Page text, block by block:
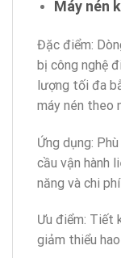
Máy nén
Đặc điểm:
bị công nghệ
lượng tối đa
máy nén theo
Ứng dụng:
cầu vận hành
năng và chi phí
Ưu điểm: Tiết
giảm thiểu